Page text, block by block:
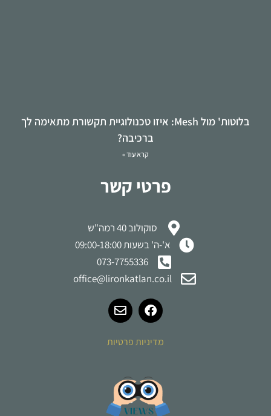
בלוטות' מול Mesh: איזו טכנולוגיית תקשורת מתאימה לך
ברכיבה?
קרא עוד »
פרטי קשר
סוקולוב 40 רמה"ש
א'-ה' בשעות 09:00-18:00
073-7755336
office@lironkatlan.co.il
מדיניות פרטיות